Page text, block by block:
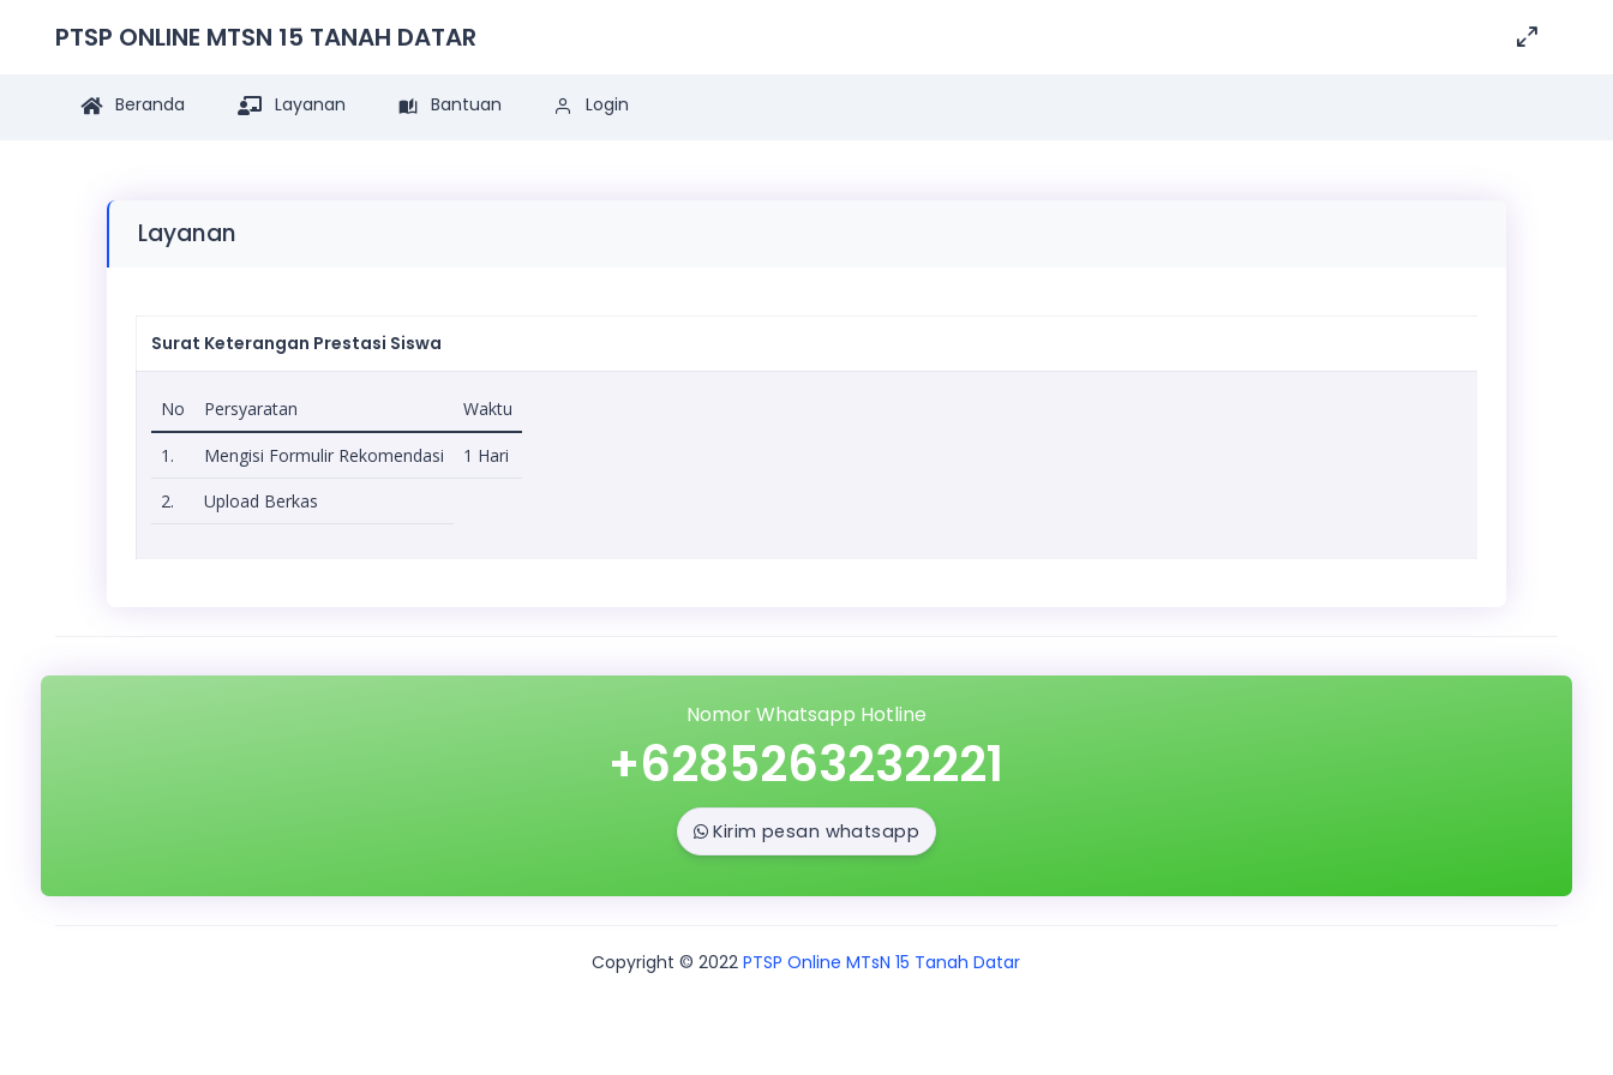
PTSP ONLINE MTSN 15 TANAH DATAR
Beranda Layanan Bantuan Login
Layanan
Surat Keterangan Prestasi Siswa
No Persyaratan Waktu
1. Mengisi Formulir Rekomendasi
1 Hari
2.
Upload Berkas
Nomor Whatsapp Hotline
+6285263232221
Kirim pesan whatsapp
Copyright © 2022 PTSP Online MTsN 15 Tanah Datar